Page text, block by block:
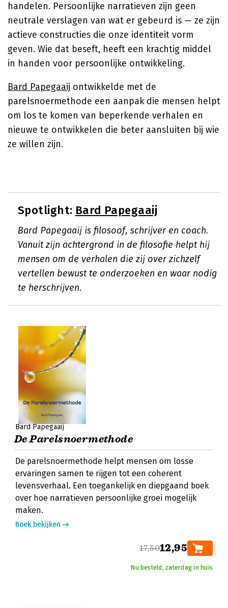
handelen. Persoonlijke narratieven zijn geen
neutrale verslagen van wat er gebeurd is — ze zijn
actieve constructies die onze identiteit vorm
geven. Wie dat beseft, heeft een krachtig middel
in handen voor persoonlijke ontwikkeling.
Bard Papegaaij ontwikkelde met de
parelsnoermethode een aanpak die mensen helpt
om los te komen van beperkende verhalen en
nieuwe te ontwikkelen die beter aansluiten bij wie
ze willen zijn.
Spotlight: Bard Papegaaij
Bard Papegaaij is filosoof, schrijver en coach.
Vanuit zijn achtergrond in de filosofie helpt hij
mensen om de verhalen die zij over zichzelf
vertellen bewust te onderzoeken en waar nodig
te herschrijven.
Bard Papegaaij
De Parelsnoermethode
De parelsnoermethode helpt mensen om losse
ervaringen samen te rijgen tot een coherent
levensverhaal. Een toegankelijk en diepgaand boek
over hoe narratieven persoonlijke groei mogelijk
maken.
Boek bekijken
17,5012,95
Nu besteld, zaterdag in huis